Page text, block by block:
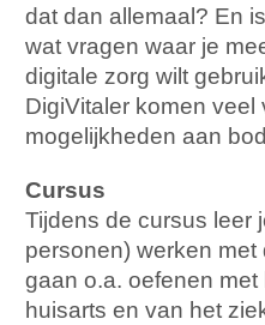
dat dan allemaal? En
wat vragen waar je
digitale zorg wilt
DigiVitaler komen veel
mogelijkheden aan
Cursus
Tijdens de cursus leer
personen) werken met
gaan o.a. oefenen met
huisarts en van het